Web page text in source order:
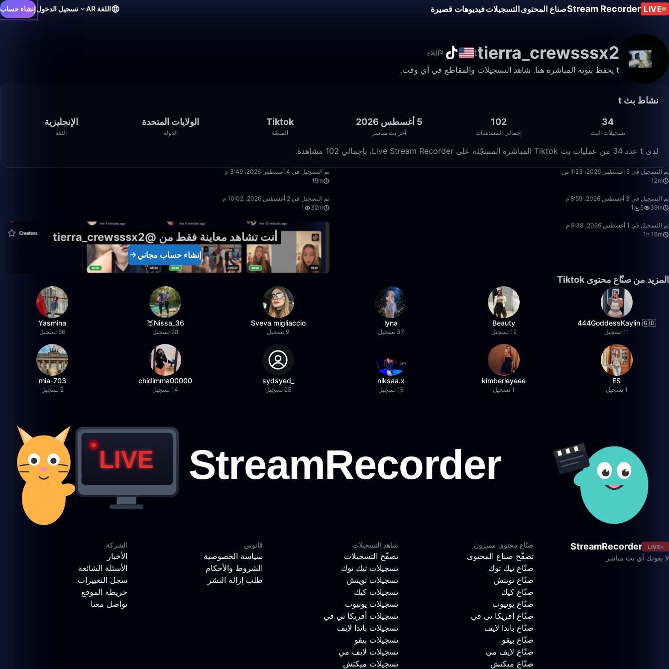
LIVE
Stream Recorderصناع المحتوىالتسجيلاتفيديوهات قصيرة اللغة AR تسجيل الدخولإنشاء حساب
tierra_crewsssx2 إبلاغ
نشاط بث ️t
34
تسجيلات البث
102
إجمالي المشاهدات
5 أغسطس 2026
آخر بث مباشر
Tiktok
المنصّة
الولايات المتحدة
الدولة
الإنجليزية
اللغة
لدى ️t عدد 34 من عمليات بث Tiktok المباشرة المسجّلة على Live Stream Recorder، بإجمالي 102 مشاهدة.
تم التسجيل في 5 أغسطس 2026، 1:23 ص
12m
تم التسجيل في 4 أغسطس 2026، 3:49 م
19m
39:09
تم التسجيل في 3 أغسطس 2026، 8:59 م
39m
5
1
32:33
تم التسجيل في 2 أغسطس 2026، 10:02 م
32m
1
1:16:48
تم التسجيل في 1 أغسطس 2026، 9:39 م
1h 16m
أنت تشاهد معاينة فقط من @tierra_crewsssx2
إنشاء حساب مجاني
المزيد من صنّاع محتوى Tiktok
444GoddessKaylin 🇬🇩
11 تسجيل
Beauty
12 تسجيل
lyna
37 تسجيل
Sveva migliaccio
9 تسجيل
36_Nissa🍑
28 تسجيل
Yasmina
66 تسجيل
ES
1 تسجيل
kimberleyeee
1 تسجيل
niksaa.x
16 تسجيل 25 تسجيل
chidimma00000
14 تسجيل
mia-703
2 تسجيل
LIVE
StreamRecorder
لا يفوتك أي بث مباشر
صنّاع محتوى مميزون
تصفّح صناع المحتوى
صنّاع تيك توك
صنّاع تويتش
صنّاع كيك
صنّاع يوتيوب
صنّاع أفريكا تي في
صنّاع باندا لايف
صنّاع بيقو
صنّاع لايف مي
صنّاع ميكتش
شاهد التسجيلات
تصفّح التسجيلات
تسجيلات تيك توك
تسجيلات تويتش
تسجيلات كيك
تسجيلات يوتيوب
تسجيلات أفريكا تي في
تسجيلات باندا لايف
تسجيلات بيقو
تسجيلات لايف مي
تسجيلات ميكتش
قانوني
سياسة الخصوصية
الشروط والأحكام
طلب إزالة النشر
الشركة
الأخبار
الأسئلة الشائعة
سجل التغييرات
خريطة الموقع
تواصل معنا